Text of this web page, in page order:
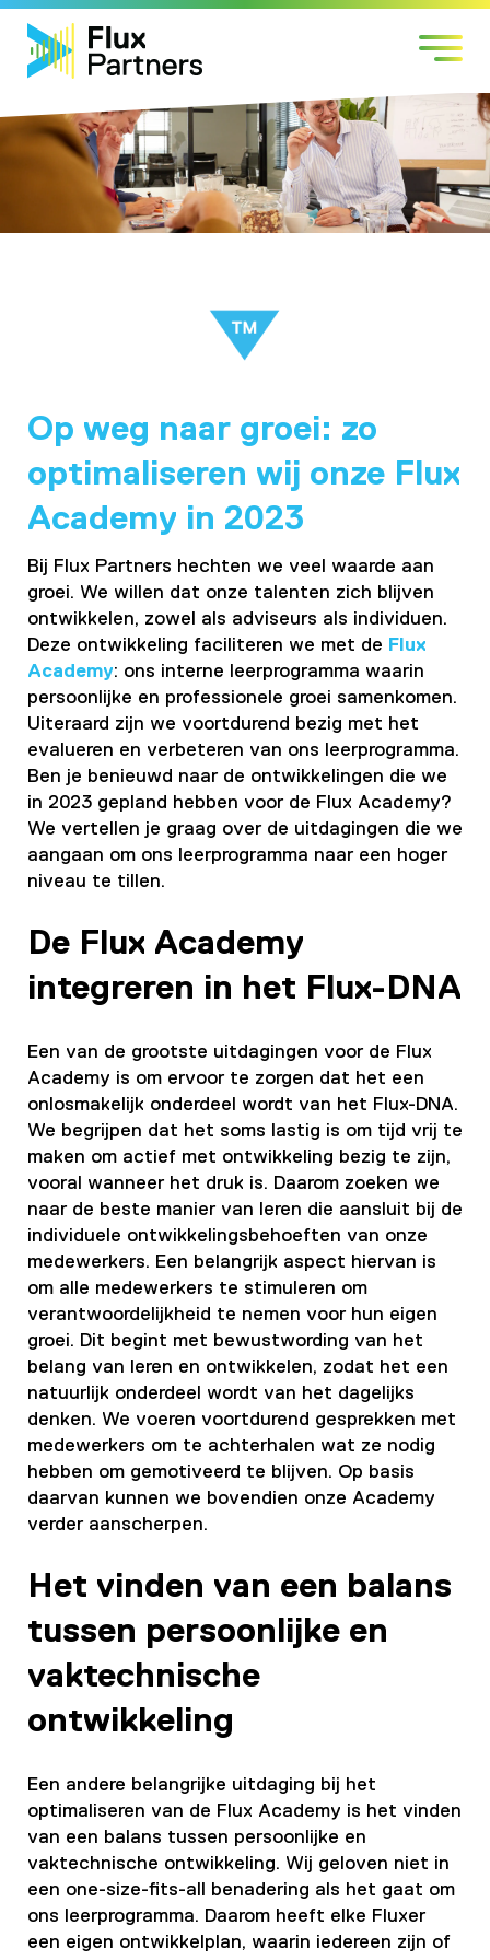
Skip
to
content
Markten
Expertises
Werken bij
Over Flux
Contact
Op weg naar groei: zo
optimaliseren wij onze Flux
Academy in 2023
Bij Flux Partners hechten we veel waarde aan
groei. We willen dat onze talenten zich blijven
ontwikkelen, zowel als adviseurs als individuen.
Deze ontwikkeling faciliteren we met de Flux
Academy: ons interne leerprogramma waarin
persoonlijke en professionele groei samenkomen.
Uiteraard zijn we voortdurend bezig met het
evalueren en verbeteren van ons leerprogramma.
Ben je benieuwd naar de ontwikkelingen die we
in 2023 gepland hebben voor de Flux Academy?
We vertellen je graag over de uitdagingen die we
aangaan om ons leerprogramma naar een hoger
niveau te tillen.
De Flux Academy
integreren in het Flux-DNA
Een van de grootste uitdagingen voor de Flux
Academy is om ervoor te zorgen dat het een
onlosmakelijk onderdeel wordt van het Flux-DNA.
We begrijpen dat het soms lastig is om tijd vrij te
maken om actief met ontwikkeling bezig te zijn,
vooral wanneer het druk is. Daarom zoeken we
naar de beste manier van leren die aansluit bij de
individuele ontwikkelingsbehoeften van onze
medewerkers. Een belangrijk aspect hiervan is
om alle medewerkers te stimuleren om
verantwoordelijkheid te nemen voor hun eigen
groei. Dit begint met bewustwording van het
belang van leren en ontwikkelen, zodat het een
natuurlijk onderdeel wordt van het dagelijks
denken. We voeren voortdurend gesprekken met
medewerkers om te achterhalen wat ze nodig
hebben om gemotiveerd te blijven. Op basis
daarvan kunnen we bovendien onze Academy
verder aanscherpen.
Het vinden van een balans
tussen persoonlijke en
vaktechnische
ontwikkeling
Een andere belangrijke uitdaging bij het
optimaliseren van de Flux Academy is het vinden
van een balans tussen persoonlijke en
vaktechnische ontwikkeling. Wij geloven niet in
een one-size-fits-all benadering als het gaat om
ons leerprogramma. Daarom heeft elke Fluxer
een eigen ontwikkelplan, waarin iedereen zijn of